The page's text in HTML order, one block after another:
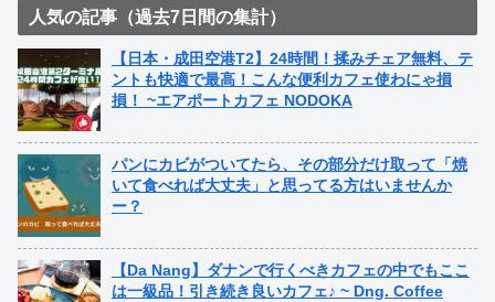
人気の記事（過去7日間の集計）
【日本・成田空港T2】24時間！揉みチェア無料、テ
ントも快適で最高！こんな便利カフェ使わにゃ損
損！ ~エアポートカフェ NODOKA
パンにカビがついてたら、その部分だけ取って「焼
いて食べれば大丈夫」と思ってる方はいませんか
ー？
【Da Nang】ダナンで行くべきカフェの中でもここ
は一級品！引き続き良いカフェ♪ ~ Dng. Coffee